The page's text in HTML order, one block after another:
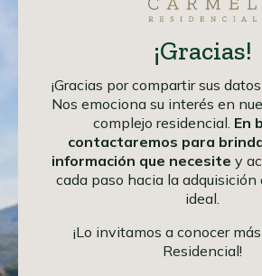
¡Gracias!
¡Gracias por compartir sus
Nos emociona su interés en
complejo residencial. En
contactaremos para
información que necesite y
cada paso hacia la adquisición
ideal.
¡Lo invitamos a conocer
Residencial!